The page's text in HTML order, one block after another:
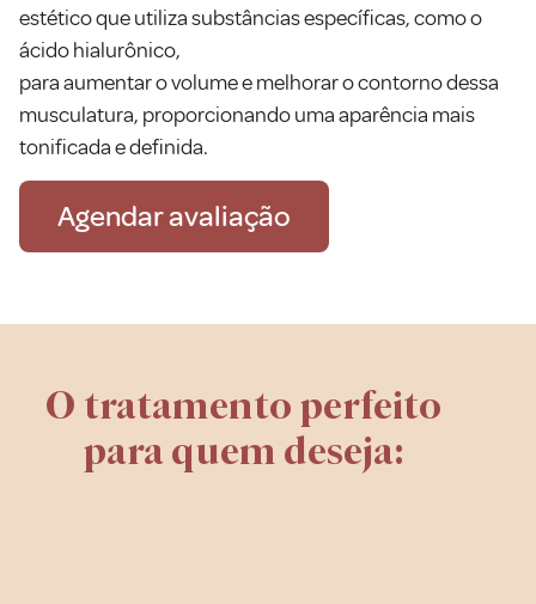
estético que utiliza substâncias específicas, como o
ácido hialurônico,
para aumentar o volume e melhorar o contorno dessa
musculatura, proporcionando uma aparência mais
tonificada e definida.
Agendar avaliação
O tratamento perfeito
para quem deseja: